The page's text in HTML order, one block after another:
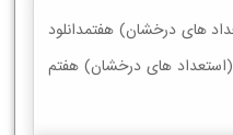
های درخشان) هفتمدانلود
های درخشان) هفتم